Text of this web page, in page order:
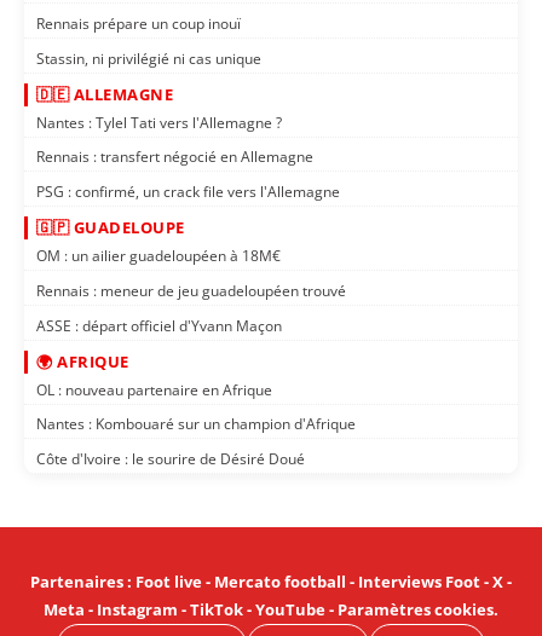
Rennais prépare un coup inouï
Stassin, ni privilégié ni cas unique
🇩🇪 ALLEMAGNE
Nantes : Tylel Tati vers l'Allemagne ?
Rennais : transfert négocié en Allemagne
PSG : confirmé, un crack file vers l'Allemagne
🇬🇵 GUADELOUPE
OM : un ailier guadeloupéen à 18M€
Rennais : meneur de jeu guadeloupéen trouvé
ASSE : départ officiel d'Yvann Maçon
🌍 AFRIQUE
OL : nouveau partenaire en Afrique
Nantes : Kombouaré sur un champion d'Afrique
Côte d'Ivoire : le sourire de Désiré Doué
Partenaires: Foot live- Mercato football - Interviews Foot-X-
Meta - Instagram -TikTok-YouTube- Paramètres cookies.